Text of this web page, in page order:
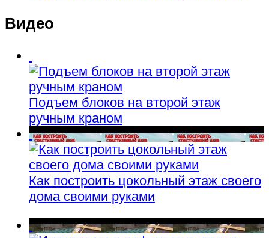
Видео
Подъем блоков на второй этаж
ручным краном
Как построить цокольный этаж своего
дома своими руками